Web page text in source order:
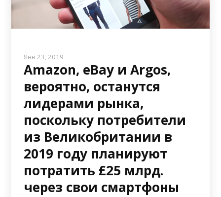
Янв 23, 2019
Amazon, eBay и Argos,
вероятно, останутся
лидерами рынка,
поскольку потребители
из Великобритании в
2019 году планируют
потратить £25 млрд.
через свои смартфоны